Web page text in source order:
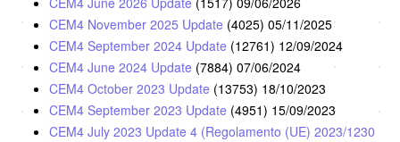
CEM4 November 2025 Update (4025) 05/11/2025
CEM4 September 2024 Update (12761) 12/09/2024
CEM4 June 2024 Update (7884) 07/06/2024
CEM4 October 2023 Update (13753) 18/10/2023
CEM4 September 2023 Update (4951) 15/09/2023
CEM4 July 2023 Update 4 (Regolamento (UE) 2023/1230